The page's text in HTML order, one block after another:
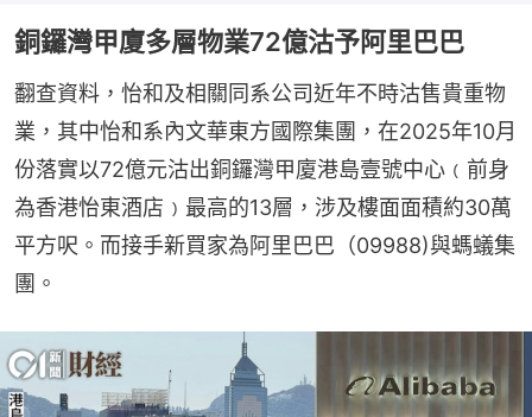
銅鑼灣甲廈多層物業72億沽予阿里巴巴
翻查資料，怡和及相關同系公司近年不時沽售貴重物
業，其中怡和系內文華東方國際集團，在2025年10月
份落實以72億元沽出銅鑼灣甲廈港島壹號中心﹙前身
為香港怡東酒店﹚最高的13層，涉及樓面面積約30萬
平方呎。而接手新買家為阿里巴巴（09988)與螞蟻集
團。